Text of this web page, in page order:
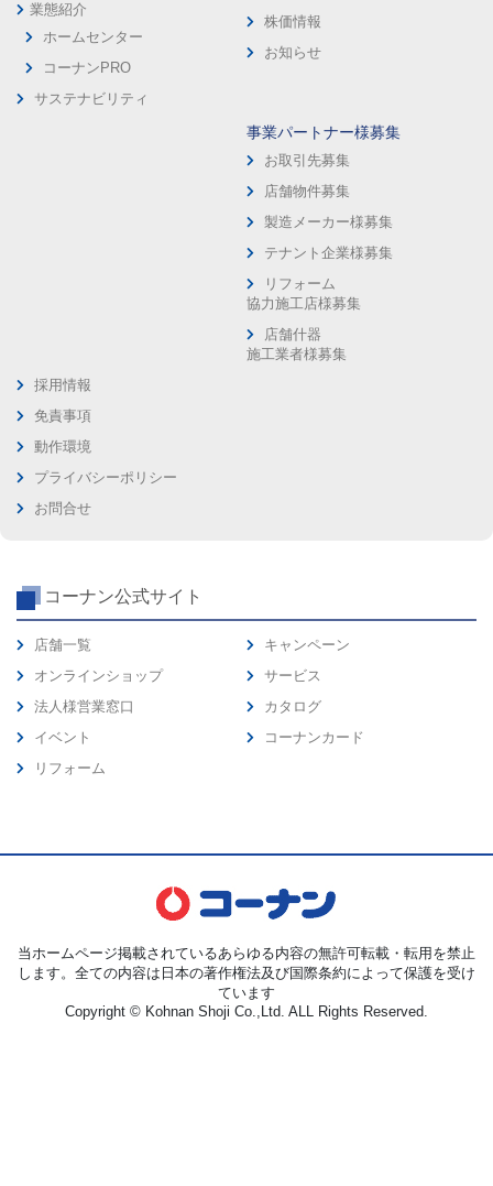
業態紹介
ホームセンター
コーナンPRO
サステナビリティ
株価情報
お知らせ
事業パートナー様募集
お取引先募集
店舗物件募集
製造メーカー様募集
テナント企業様募集
リフォーム
協力施工店様募集
店舗什器
施工業者様募集
採用情報
免責事項
動作環境
プライバシーポリシー
お問合せ
コーナン公式サイト
店舗一覧
オンラインショップ
法人様営業窓口
イベント
リフォーム
キャンペーン
サービス
カタログ
コーナンカード
当ホームページ掲載されているあらゆる内容の無許可転載・転用を禁止
します。全ての内容は日本の著作権法及び国際条約によって保護を受け
ています
Copyright © Kohnan Shoji Co.,Ltd. ALL Rights Reserved.